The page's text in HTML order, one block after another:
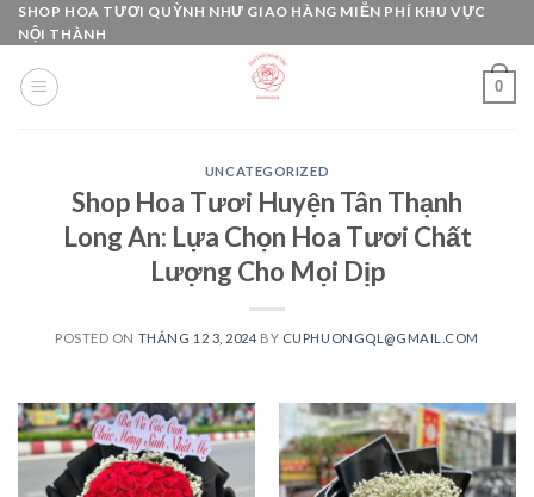
Skip
to
content
SHOP HOA TƯƠI QUỲNH NHƯ GIAO HÀNG MIỄN PHÍ KHU VỰC
NỘI THÀNH
0
UNCATEGORIZED
Shop Hoa Tươi Huyện Tân Thạnh
Long An: Lựa Chọn Hoa Tươi Chất
Lượng Cho Mọi Dịp
POSTED ON THÁNG 12 3, 2024 BY CUPHUONGQL@GMAIL.COM